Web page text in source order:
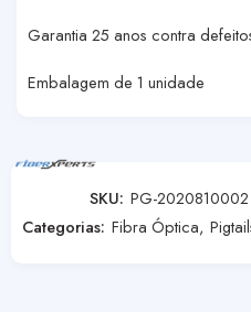
Garantia 25 anos contra
Embalagem de 1 unidade
SKU: PG-2020810002
Categorias: Fibra Óptica,